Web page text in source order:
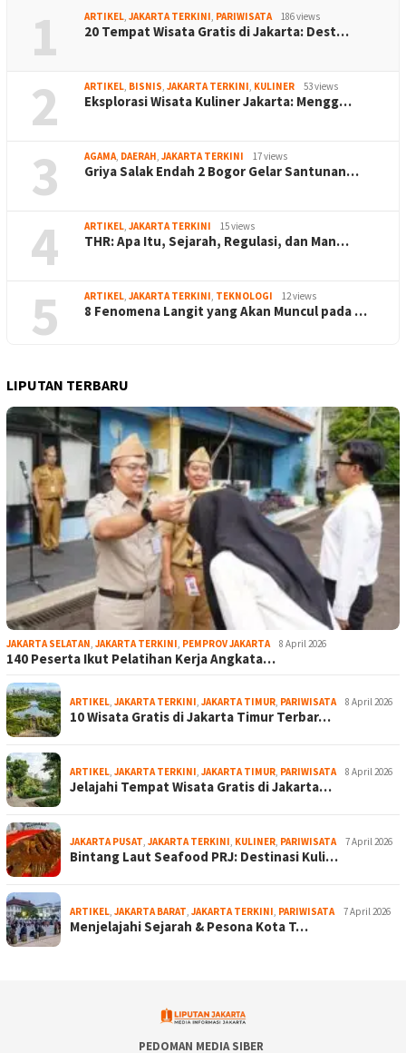
1 ARTIKEL JAKARTA TERKINI PARIWISATA 186 views
20 Tempat Wisata Gratis di Jakarta: Dest…
2 ARTIKEL BISNIS JAKARTA TERKINI KULINER 53 views
Eksplorasi Wisata Kuliner Jakarta: Mengg…
3 AGAMA DAERAH JAKARTA TERKINI 17 views
Griya Salak Endah 2 Bogor Gelar Santunan…
4 ARTIKEL JAKARTA TERKINI 15 views
THR: Apa Itu, Sejarah, Regulasi, dan Man…
5 ARTIKEL JAKARTA TERKINI TEKNOLOGI 12 views
8 Fenomena Langit yang Akan Muncul pada …
LIPUTAN TERBARU
JAKARTA SELATAN JAKARTA TERKINI PEMPROV JAKARTA 8 April 2026
140 Peserta Ikut Pelatihan Kerja Angkata…
ARTIKEL JAKARTA TERKINI JAKARTA TIMUR PARIWISATA 8 April 2026
10 Wisata Gratis di Jakarta Timur Terbar…
ARTIKEL JAKARTA TERKINI JAKARTA TIMUR PARIWISATA 8 April 2026
Jelajahi Tempat Wisata Gratis di Jakarta…
JAKARTA PUSAT JAKARTA TERKINI KULINER PARIWISATA 7 April 2026
Bintang Laut Seafood PRJ: Destinasi Kuli…
ARTIKEL JAKARTA BARAT JAKARTA TERKINI PARIWISATA 7 April 2026
Menjelajahi Sejarah & Pesona Kota T…
PEDOMAN MEDIA SIBER